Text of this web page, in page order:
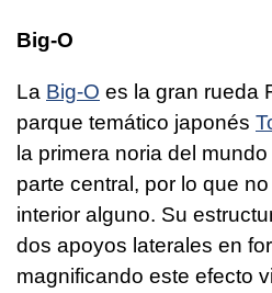
Big-O
La Big-O es la gran rueda
parque temático japonés
la primera noria del
parte central, por lo que
interior alguno. Su
dos apoyos laterales en
magnificando este efecto